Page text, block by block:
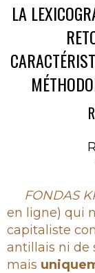
LA
Rubrique
FONDAS
en ligne) qui
capitaliste
antillais ni de
mais